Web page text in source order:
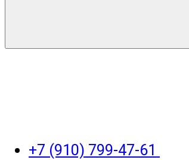
+7 (910) 799-47-61